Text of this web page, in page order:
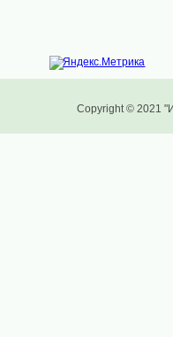
Copyright © 2021